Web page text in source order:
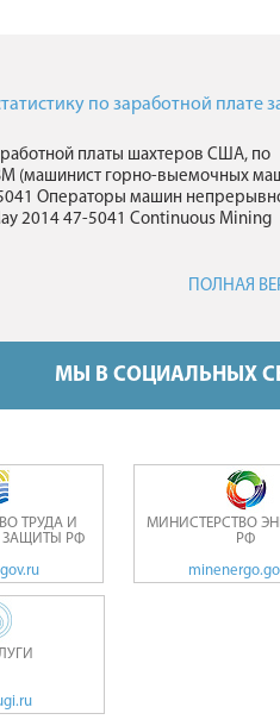
по заработной плате
платы шахтеров США, по
(машинист горно-выемочных
Операторы машин
2014 47-5041 Continuous Mining
ПОЛНАЯ
МЫ В СОЦИАЛЬНЫХ
ТРУДА И
РФ
МИНИСТЕРСТВО
РФ